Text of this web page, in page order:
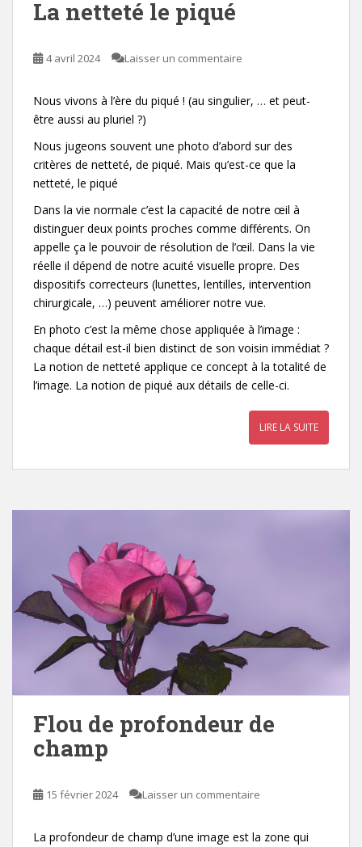
La netteté le piqué
4 avril 2024 Laisser un commentaire
Nous vivons à l’ère du piqué ! (au singulier, … et peut-
être aussi au pluriel ?)
Nous jugeons souvent une photo d’abord sur des
critères de netteté, de piqué. Mais qu’est-ce que la
netteté, le piqué
Dans la vie normale c’est la capacité de notre œil à
distinguer deux points proches comme différents. On
appelle ça le pouvoir de résolution de l’œil. Dans la vie
réelle il dépend de notre acuité visuelle propre. Des
dispositifs correcteurs (lunettes, lentilles, intervention
chirurgicale, …) peuvent améliorer notre vue.
En photo c’est la même chose appliquée à l’image :
chaque détail est-il bien distinct de son voisin immédiat ?
La notion de netteté applique ce concept à la totalité de
l’image. La notion de piqué aux détails de celle-ci.
LIRE LA SUITE
Flou de profondeur de
champ
15 février 2024 Laisser un commentaire
La profondeur de champ d’une image est la zone qui